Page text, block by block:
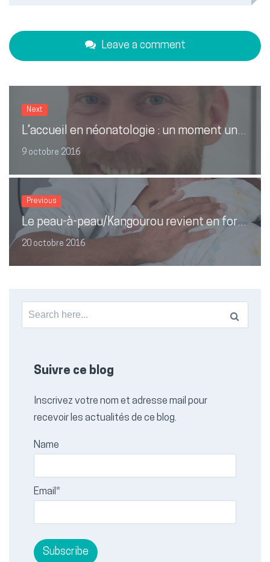
Leave a comment
Next
L’accueil en néonatologie : un moment unique et primordial
9 octobre 2016
Previous
Le peau-à-peau/Kangourou revient en force
20 octobre 2016
Search
for:
Suivre ce blog
Inscrivez votre nom et adresse mail pour
recevoir les actualités de ce blog.
Name
Email*